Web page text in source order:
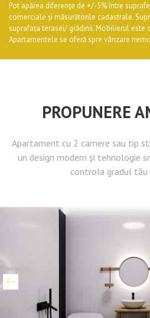
Pot apărea diferențe de +/-5% între
comerciale și măsurătorile cadastrale.
suprafața terasei/ grădinii. Mobilierul este
Apartamentele se oferă spre vânzare
PROPUNERE
Apartament cu 2 camere sau tip
un design modern și tehnologie
controla gradul